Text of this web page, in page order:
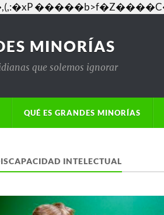
MINORÍAS
que solemos ignorar
QUÉ ES GRANDES MINORÍAS
INTELECTUAL